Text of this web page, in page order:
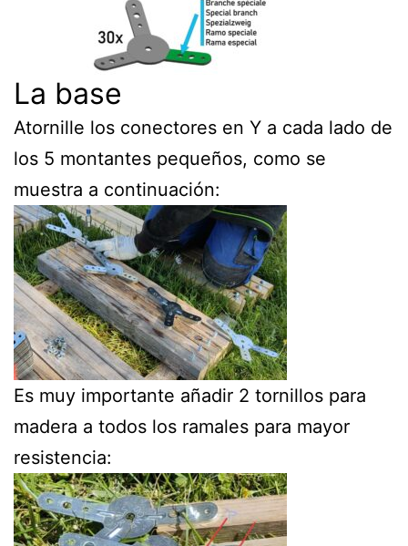
La base
Atornille los conectores en Y a cada lado de
los 5 montantes pequeños, como se
muestra a continuación:
Es muy importante añadir 2 tornillos para
madera a todos los ramales para mayor
resistencia: